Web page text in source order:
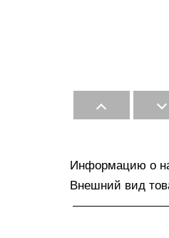
Информацию о
Внешний вид